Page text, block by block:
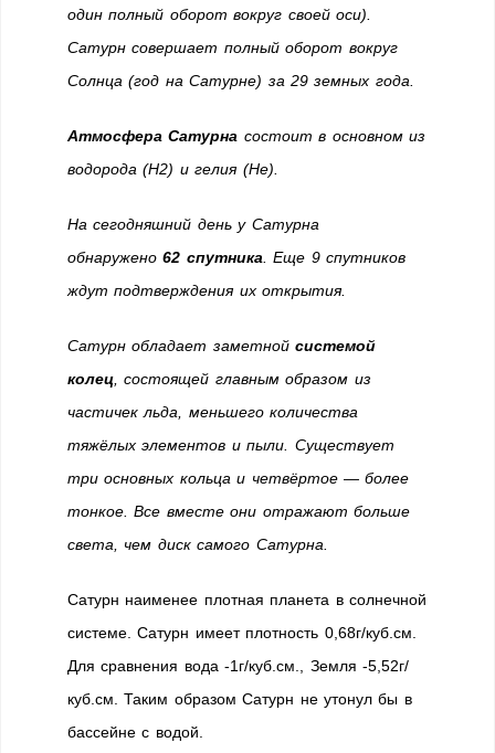
один полный оборот вокруг своей оси).
Сатурн совершает полный оборот вокруг
Солнца (год на Сатурне) за 29 земных года.
Атмосфера Сатурна состоит в основном из
водорода (Н2) и гелия (He).
На сегодняшний день у Сатурна
обнаружено 62 спутника . Еще 9 спутников
ждут подтверждения их открытия.
Сатурн обладает заметнойсистемой
колец , состоящей главным образом из
частичек льда, меньшего количества
тяжёлых элементов и пыли. Существует
три основных кольца и четвёртое — более
тонкое. Все вместе они отражают больше
света, чем диск самого Сатурна.
Сатурн наименее плотная планета в солнечной
системе. Сатурн имеет плотность 0,68г/куб.см.
Для сравнения вода -1г/куб.см., Земля -5,52г/
куб.см. Таким образом Сатурн не утонул бы в
бассейне с водой.